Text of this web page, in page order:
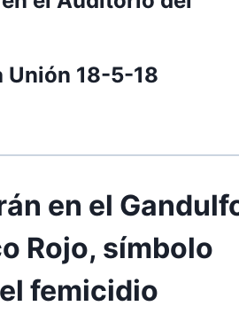
Unión 18-5-18
en el
Rojo, símbolo
femicidio